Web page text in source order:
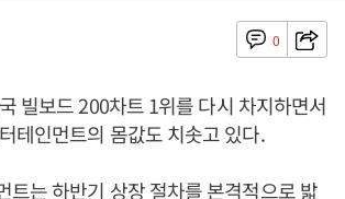
0
빌보드 200차트 1위를 다시 차지하면서
테인먼트의 몸값도 치솟고 있다.
트는 하반기 상장 절차를 본격적으로 밟